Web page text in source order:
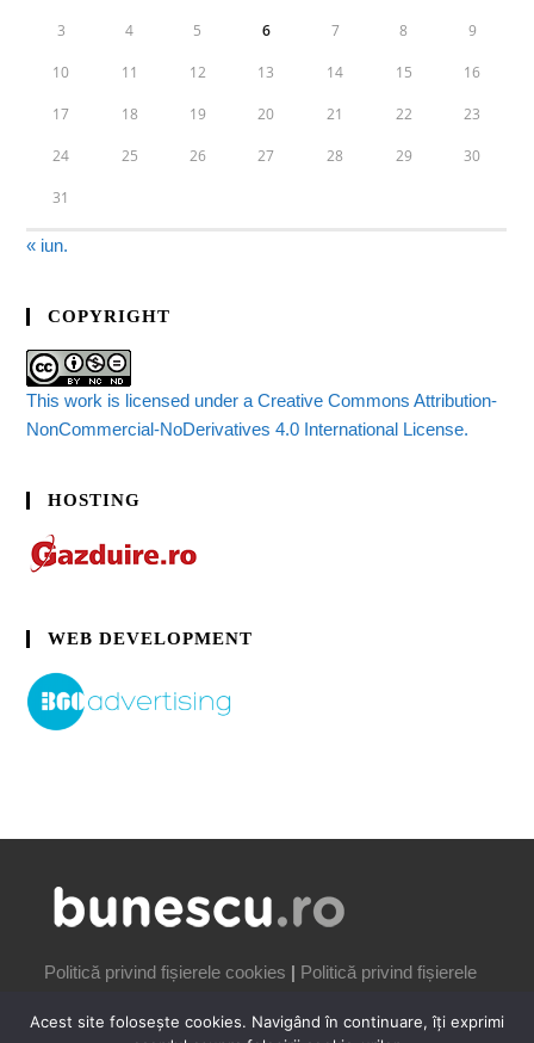
3 4 5 6 7 8 9
10 11 12 13 14 15 16
17 18 19 20 21 22 23
24 25 26 27 28 29 30
31
« iun.
COPYRIGHT
This work is licensed under a Creative Commons Attribution-
NonCommercial-NoDerivatives 4.0 International License.
HOSTING
WEB DEVELOPMENT
Politică privind fișierele cookies | Politică privind fișierele
Acest site folosește cookies. Navigând în continuare, îți exprimi